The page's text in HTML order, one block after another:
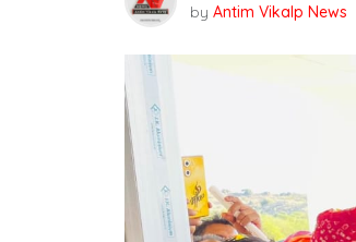
by Antim Vikalp News